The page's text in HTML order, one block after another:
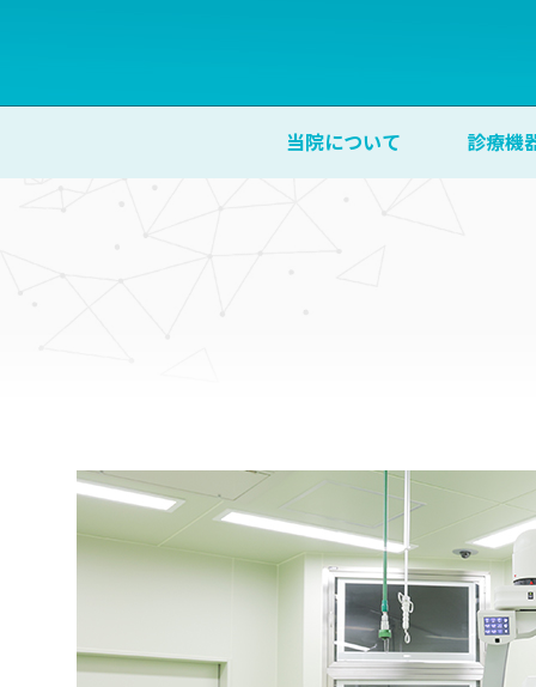
当院について 診療機